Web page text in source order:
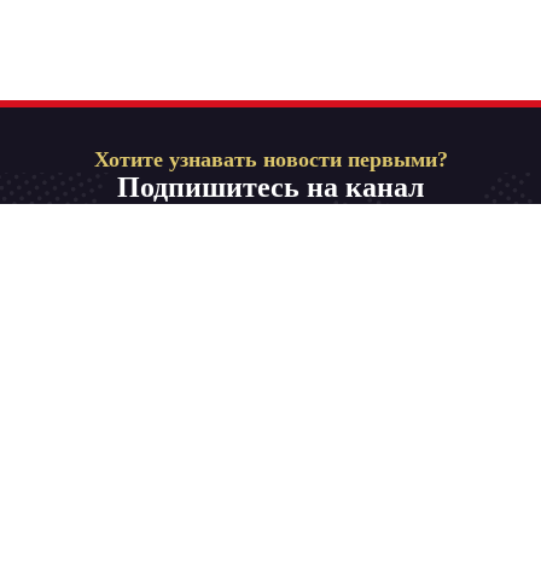
Хотите узнавать новости первыми?
Подпишитесь на канал